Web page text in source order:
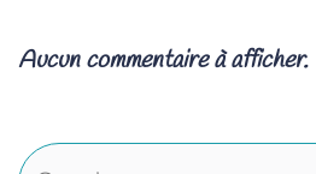
Aucun commentaire à afficher.